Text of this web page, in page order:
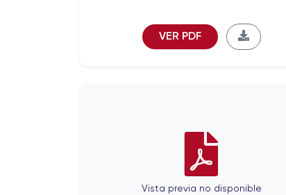
VER PDF
Vista previa no disponible